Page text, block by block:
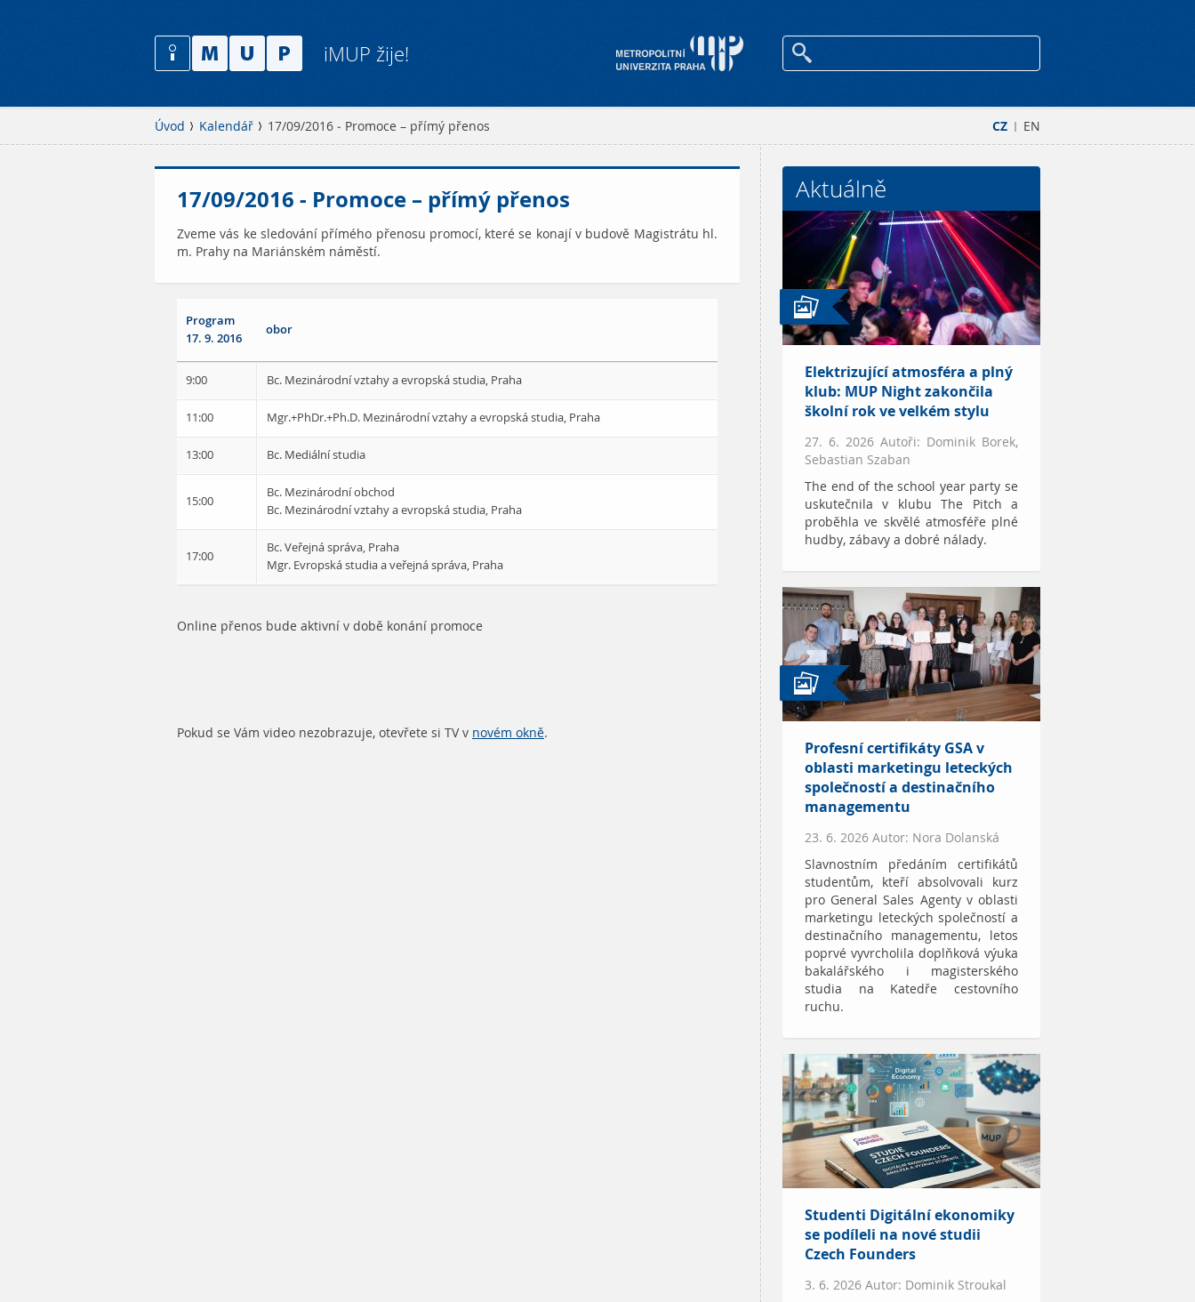
iMUP žije!
CZ | EN
Úvod Kalendář 17/09/2016 - Promoce – přímý přenos
17/09/2016 - Promoce – přímý přenos
Zveme vás ke sledování přímého přenosu promocí, které se konají v budově Magistrátu hl.
m. Prahy na Mariánském náměstí.
Program
17. 9. 2016
obor
9:00 Bc. Mezinárodní vztahy a evropská studia, Praha
11:00 Mgr.+PhDr.+Ph.D. Mezinárodní vztahy a evropská studia, Praha
13:00 Bc. Mediální studia
15:00
Bc. Mezinárodní obchod
Bc. Mezinárodní vztahy a evropská studia, Praha
17:00
Bc. Veřejná správa, Praha
Mgr. Evropská studia a veřejná správa, Praha
Online přenos bude aktivní v době konání promoce
Pokud se Vám video nezobrazuje, otevřete si TV v novém okně.
Aktuálně
Elektrizující atmosféra a plný
klub: MUP Night zakončila
školní rok ve velkém stylu
27. 6. 2026 Autoři: Dominik Borek,
Sebastian Szaban
The end of the school year party se
uskutečnila v klubu The Pitch a
proběhla ve skvělé atmosféře plné
hudby, zábavy a dobré nálady.
Profesní certifikáty GSA v
oblasti marketingu leteckých
společností a destinačního
managementu
23. 6. 2026 Autor: Nora Dolanská
Slavnostním předáním certifikátů
studentům, kteří absolvovali kurz
pro General Sales Agenty v oblasti
marketingu leteckých společností a
destinačního managementu, letos
poprvé vyvrcholila doplňková výuka
bakalářského i magisterského
studia na Katedře cestovního
ruchu.
Studenti Digitální ekonomiky
se podíleli na nové studii
Czech Founders
3. 6. 2026 Autor: Dominik Stroukal